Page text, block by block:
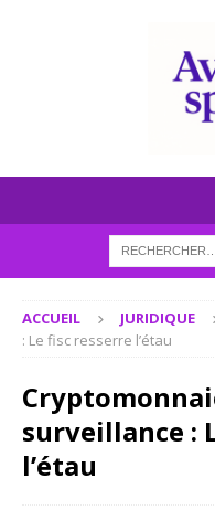
ACCUEIL JURIDIQUE
: Le fisc resserre l’étau
surveillance :
l’étau